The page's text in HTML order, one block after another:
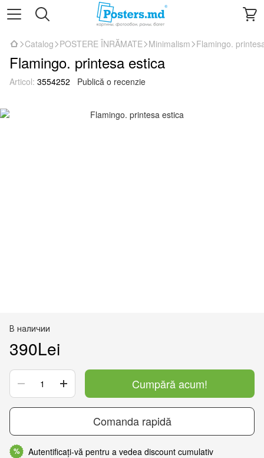
Catalog POSTERE ÎNRĂMATE Minimalism Flamingo.
Flamingo. printesa estica
Articol: 3554252 Publică o recenzie
В наличии
390Lei
Cumpără acum!
Comanda rapidă
% Autentificați-vă pentru a vedea discount cumulativ